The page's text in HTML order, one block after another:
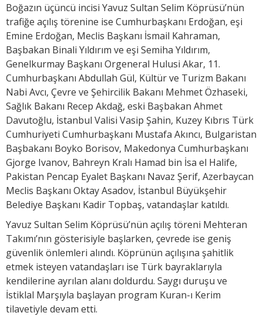
Boğazın üçüncü incisi Yavuz Sultan Selim Köprüsü’nün
trafiğe açılış törenine ise Cumhurbaşkanı Erdoğan, eşi
Emine Erdoğan, Meclis Başkanı İsmail Kahraman,
Başbakan Binali Yıldırım ve eşi Semiha Yıldırım,
Genelkurmay Başkanı Orgeneral Hulusi Akar, 11.
Cumhurbaşkanı Abdullah Gül, Kültür ve Turizm Bakanı
Nabi Avcı, Çevre ve Şehircilik Bakanı Mehmet Özhaseki,
Sağlık Bakanı Recep Akdağ, eski Başbakan Ahmet
Davutoğlu, İstanbul Valisi Vasip Şahin, Kuzey Kıbrıs Türk
Cumhuriyeti Cumhurbaşkanı Mustafa Akıncı, Bulgaristan
Başbakanı Boyko Borisov, Makedonya Cumhurbaşkanı
Gjorge Ivanov, Bahreyn Kralı Hamad bin İsa el Halife,
Pakistan Pencap Eyalet Başkanı Navaz Şerif, Azerbaycan
Meclis Başkanı Oktay Asadov, İstanbul Büyükşehir
Belediye Başkanı Kadir Topbaş, vatandaşlar katıldı.
Yavuz Sultan Selim Köprüsü’nün açılış töreni Mehteran
Takımı’nın gösterisiyle başlarken, çevrede ise geniş
güvenlik önlemleri alındı. Köprünün açılışına şahitlik
etmek isteyen vatandaşları ise Türk bayraklarıyla
kendilerine ayrılan alanı doldurdu. Saygı duruşu ve
İstiklal Marşıyla başlayan program Kuran-ı Kerim
tilavetiyle devam etti.